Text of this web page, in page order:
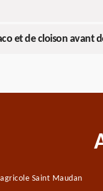
et de cloison avant
Saint Maudan